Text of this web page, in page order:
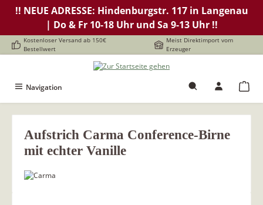
springen
!! NEUE ADRESSE: Hindenburgstr. 117 in Langenau
| Do & Fr 10-18 Uhr und Sa 9-13 Uhr !!
Kostenloser Versand ab 150€
Bestellwert
Meist Direktimport vom
Erzeuger
Navigation
Aufstrich Carma Conference-Birne
mit echter Vanille